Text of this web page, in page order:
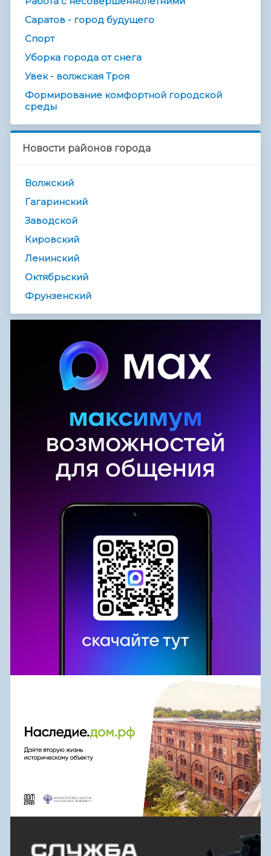
Саратов - город будущего
Спорт
Уборка города от снега
Увек - волжская Троя
Формирование комфортной городской
среды
Новости районов города
Волжский
Гагаринский
Заводской
Кировский
Ленинский
Октябрьский
Фрунзенский